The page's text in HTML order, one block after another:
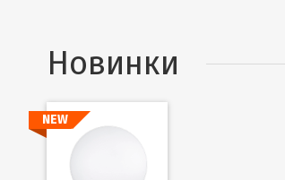
Новинки
NEW